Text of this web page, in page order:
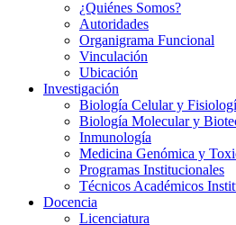
¿Quiénes Somos?
Autoridades
Organigrama Funcional
Vinculación
Ubicación
Investigación
Biología Celular y
Biología Molecular y
Inmunología
Medicina Genómica y
Programas Institucionales
Técnicos Académicos
Docencia
Licenciatura